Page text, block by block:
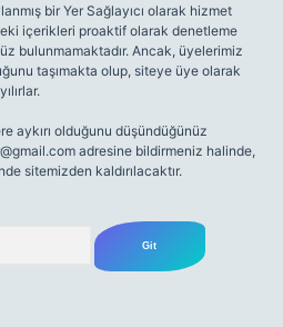
bir Yer Sağlayıcı olarak hizmet
içerikleri proaktif olarak denetleme
bulunmamaktadır. Ancak, üyelerimiz
taşımakta olup, siteye üye olarak
aykırı olduğunu düşündüğünüz
adresine bildirmeniz halinde,
sitemizden kaldırılacaktır.